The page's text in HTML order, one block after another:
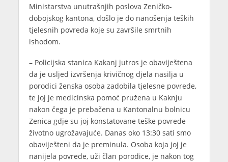
Ministarstva unutrašnjih poslova Zeničko-
dobojskog kantona, došlo je do nanošenja teških
tjelesnih povreda koje su završile smrtnih
ishodom.
– Policijska stanica Kakanj jutros je obaviještena
da je usljed izvršenja krivičnog djela nasilja u
porodici ženska osoba zadobila tjelesne povrede,
te joj je medicinska pomoć pružena u Kaknju
nakon čega je prebačena u Kantonalnu bolnicu
Zenica gdje su joj konstatovane teške povrede
životno ugrožavajuće. Danas oko 13:30 sati smo
obaviješteni da je preminula. Osoba koja joj je
nanijela povrede, uži član porodice, je nakon tog